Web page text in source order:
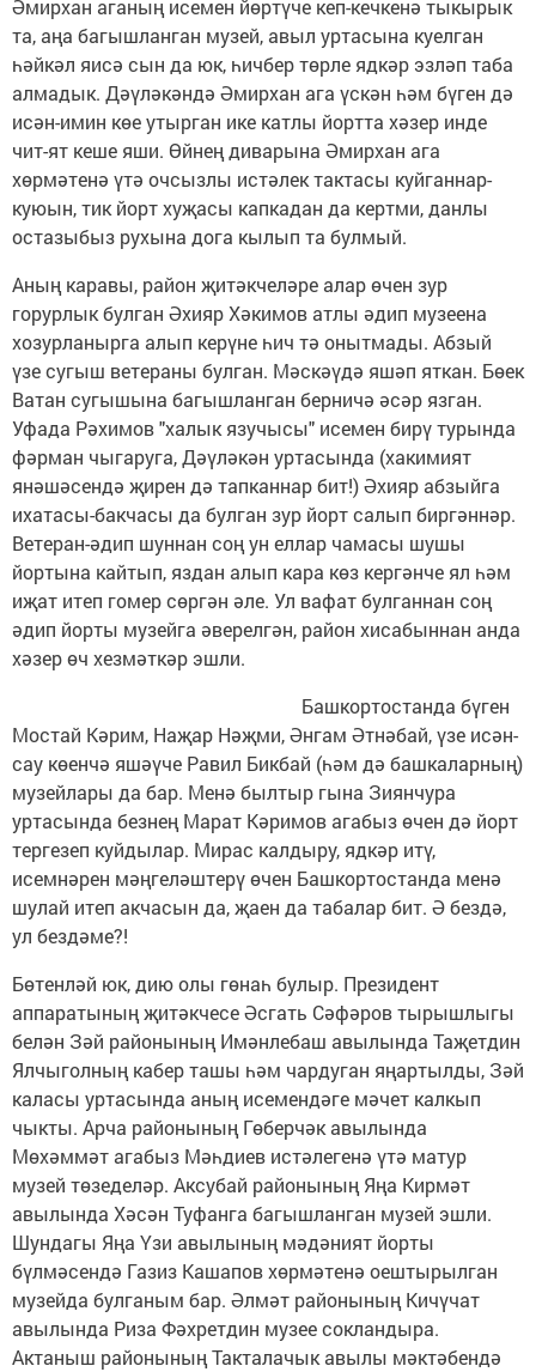
Әмирхан аганың исемен йөртүче кеп-кечкенә тыкырык
та, аңа багышланган музей, авыл уртасына куелган
һәйкәл яисә сын да юк, һичбер төрле ядкәр эзләп таба
алмадык. Дәүләкәндә Әмирхан ага үскән һәм бүген дә
исән-имин көе утырган ике катлы йортта хәзер инде
чит-ят кеше яши. Өйнең диварына Әмирхан ага
хөрмәтенә үтә очсызлы истәлек тактасы куйганнар-
куюын, тик йорт хуҗасы капкадан да кертми, данлы
остазыбыз рухына дога кылып та булмый.
Аның каравы, район җитәкчеләре алар өчен зур
горурлык булган Әхияр Хәкимов атлы әдип музеена
хозурланырга алып керүне һич тә онытмады. Абзый
үзе сугыш ветераны булган. Мәскәүдә яшәп яткан. Бөек
Ватан сугышына багышланган берничә әсәр язган.
Уфада Рәхимов "халык язучысы" исемен бирү турында
фәрман чыгаруга, Дәүләкән уртасында (хакимият
янәшәсендә җирен дә тапканнар бит!) Әхияр абзыйга
ихатасы-бакчасы да булган зур йорт салып биргәннәр.
Ветеран-әдип шуннан соң ун еллар чамасы шушы
йортына кайтып, яздан алып кара көз кергәнче ял һәм
иҗат итеп гомер сөргән әле. Ул вафат булганнан соң
әдип йорты музейга әверелгән, район хисабыннан анда
хәзер өч хезмәткәр эшли.
Башкортостанда бүген
Мостай Кәрим, Наҗар Нәҗми, Әнгам Әтнәбай, үзе исән-
сау көенчә яшәүче Равил Бикбай (һәм дә башкаларның)
музейлары да бар. Менә былтыр гына Зиянчура
уртасында безнең Марат Кәримов агабыз өчен дә йорт
тергезеп куйдылар. Мирас калдыру, ядкәр итү,
исемнәрен мәңгеләштерү өчен Башкортостанда менә
шулай итеп акчасын да, җаен да табалар бит. Ә бездә,
ул бездәме?!
Бөтенләй юк, дию олы гөнаһ булыр. Президент
аппаратының җитәкчесе Әсгать Сәфәров тырышлыгы
белән Зәй районының Имәнлебаш авылында Таҗетдин
Ялчыголның кабер ташы һәм чардуган яңартылды, Зәй
каласы уртасында аның исемендәге мәчет калкып
чыкты. Арча районының Гөберчәк авылында
Мөхәммәт агабыз Мәһдиев истәлегенә үтә матур
музей төзеделәр. Аксубай районының Яңа Кирмәт
авылында Хәсән Туфанга багышланган музей эшли.
Шундагы Яңа Үзи авылының мәдәният йорты
бүлмәсендә Газиз Кашапов хөрмәтенә оештырылган
музейда булганым бар. Әлмәт районының Кичүчат
авылында Риза Фәхретдин музее сокландыра.
Актаныш районының Такталачык авылы мәктәбендә